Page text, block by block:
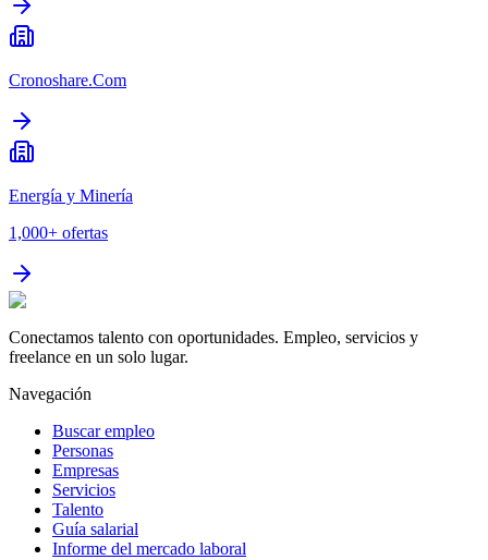
Cronoshare.Com
Energía y Minería
1,000+ ofertas
Conectamos talento con oportunidades. Empleo, servicios y
freelance en un solo lugar.
Navegación
Buscar empleo
Personas
Empresas
Servicios
Talento
Guía salarial
Informe del mercado laboral